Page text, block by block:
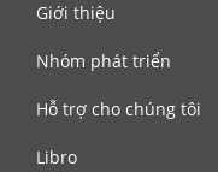
Giới thiệu
Nhóm phát triển
Hỗ trợ cho chúng tôi
Libro